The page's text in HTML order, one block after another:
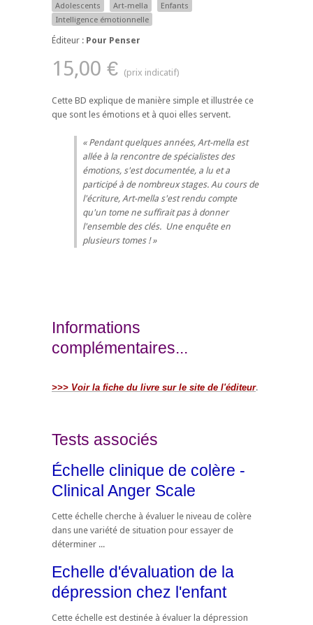
Adolescents Art-­mella
Enfants
Intelligence émotionnelle
Éditeur : Pour Penser
15,00 €
Cette BD explique de manière simple et illustrée ce
que sont les émotions et à quoi elles servent.
Pendant quelques années, Art-­mella est
allée à la rencontre de spécialistes des
émotions, s'est documentée, a lu et a
participé à de nombreux stages. Au cours de
l'écriture, Art-­mella s'est rendu compte
qu'un tome ne suffirait pas à donner
l'ensemble des clés. Une enquête en
plusieurs tomes !
Informations
complémentaires...
>>> Voir la fiche du livre sur le site de l'éditeur.
Tests associés
Échelle clinique de colère -
Clinical Anger Scale
Cette échelle cherche à évaluer le niveau de colère
dans une variété de situation pour essayer de
déterminer ...
Echelle d'évaluation de la
dépression chez l'enfant
Cette échelle est destinée à évaluer la dépression